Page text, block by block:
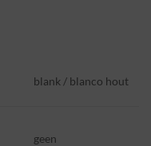
blank / blanco hout
geen